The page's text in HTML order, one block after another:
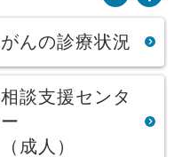
がんの診療状況
相談支援センタ
ー
（成人）